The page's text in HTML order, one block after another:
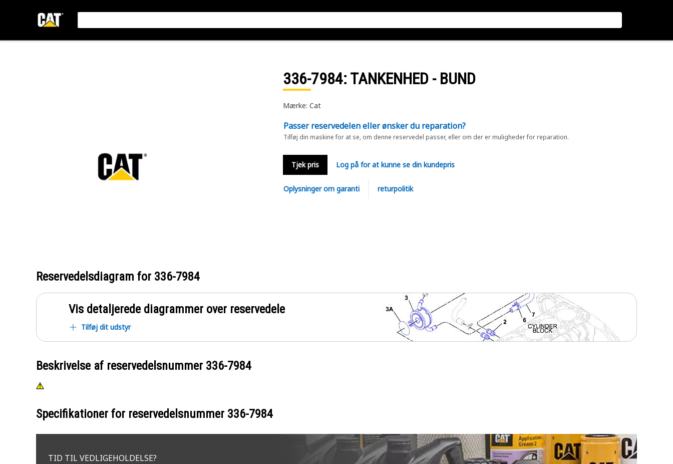
336-7984: TANKENHED - BUND
Mærke: Cat
Passer reservedelen eller ønsker du reparation?
Tilføj din maskine for at se, om denne reservedel passer, eller om der er muligheder for reparation.
Tjek pris Log på for at kunne se din kundepris
Oplysninger om garanti returpolitik
Reservedelsdiagram for 336-7984
Vis detaljerede diagrammer over reservedele
Tilføj dit udstyr
Beskrivelse af reservedelsnummer 336-7984
Specifikationer for reservedelsnummer 336-7984
TID TIL VEDLIGEHOLDELSE?